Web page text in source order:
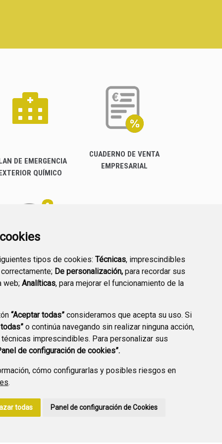
tipos de cookies: Técnicas, imprescindibles
De personalización, para recordar sus
web; Analíticas, para mejorar el funcionamiento de la
“Aceptar todas” consideramos que acepta su uso. Si
o continúa navegando sin realizar ninguna acción,
imprescindibles. Para personalizar sus
de configuración de cookies”.
cómo configurarlas y posibles riesgos en
.
todas Panel de configuración de Cookies
DE EMERGENCIA
QUÍMICO
CUADERNO DE VENTA
EMPRESARIAL
PREGUNTAS
FRECUENTES
PLAN DE ACCIÓN LOCAL
2030
DE PRIVACIDAD ACCESIBILIDAD POLÍTICA DE COOKIES